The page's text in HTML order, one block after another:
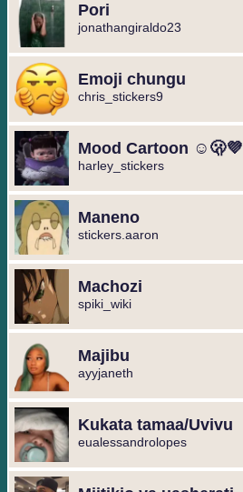
Pori
jonathangiraldo23
Emoji chungu
chris_stickers9
Mood Cartoon ☺️🫢💜
harley_stickers
Maneno
stickers.aaron
Machozi
spiki_wiki
Majibu
ayyjaneth
Kukata tamaa/Uvivu
eualessandrolopes